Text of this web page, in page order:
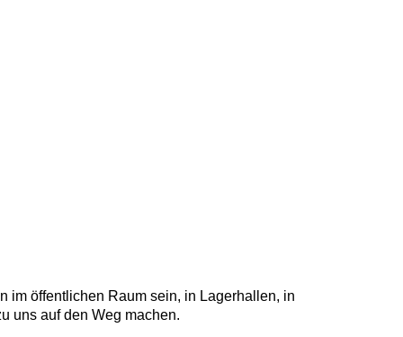
im öffentlichen Raum sein, in Lagerhallen, in
uns auf den Weg machen.